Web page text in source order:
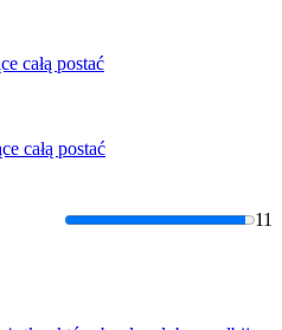
całą postać
całą postać
11